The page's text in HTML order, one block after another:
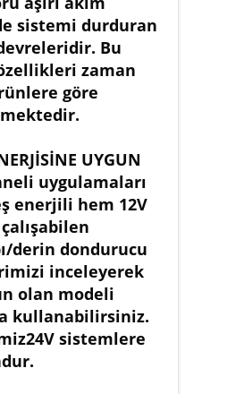
sistemi durduran
Bu
zaman
göre
UYGUN
uygulamaları
enerjili hem 12V
derin dondurucu
inceleyerek
olan modeli
kullanabilirsiniz.
sistemlere